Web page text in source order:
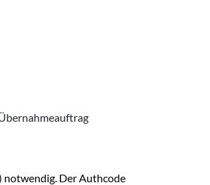
notwendig. Der Authcode